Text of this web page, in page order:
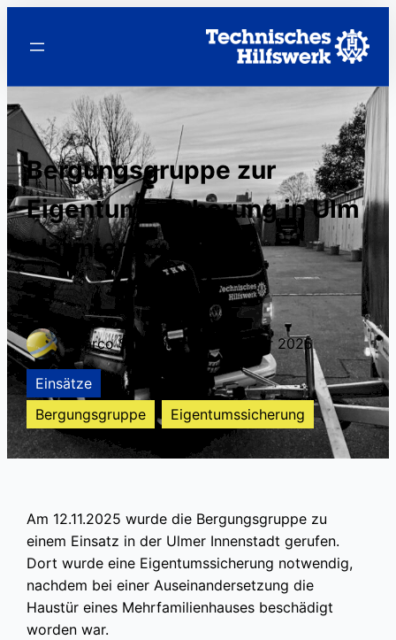
Bergungsgruppe zur
Eigentumssicherung in Ulm
alarmiert
Marco Sansoni•24. November 2025
Einsätze
Bergungsgruppe
Eigentumssicherung
Am 12.11.2025 wurde die Bergungsgruppe zu
einem Einsatz in der Ulmer Innenstadt gerufen.
Dort wurde eine Eigentumssicherung notwendig,
nachdem bei einer Auseinandersetzung die
Haustür eines Mehrfamilienhauses beschädigt
worden war.